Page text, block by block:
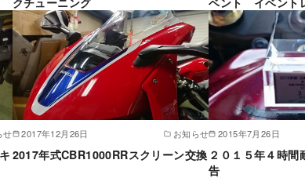
せ 2017年12月26日 お知らせ
2017年式CBR1000RRスクリーン交換
2015年7月26日
２０１５年４時間
告